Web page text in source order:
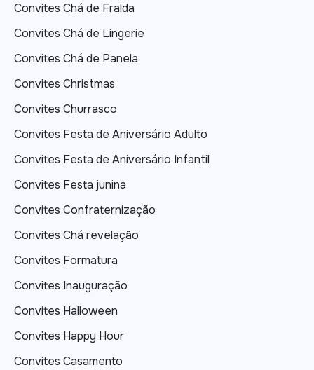
Convites Chá de Fralda
Convites Chá de Lingerie
Convites Chá de Panela
Convites Christmas
Convites Churrasco
Convites Festa de Aniversário Adulto
Convites Festa de Aniversário Infantil
Convites Festa junina
Convites Confraternização
Convites Chá revelação
Convites Formatura
Convites Inauguração
Convites Halloween
Convites Happy Hour
Convites Casamento